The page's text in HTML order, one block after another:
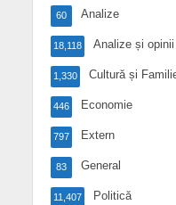
Analize
60
Analize și opinii
18,118
Cultură și
1,330
Economie
446
Extern
797
General
83
Politică
11,407